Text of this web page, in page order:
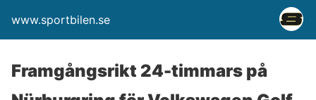
www.sportbilen.se
Framgångsrikt 24-timmars på